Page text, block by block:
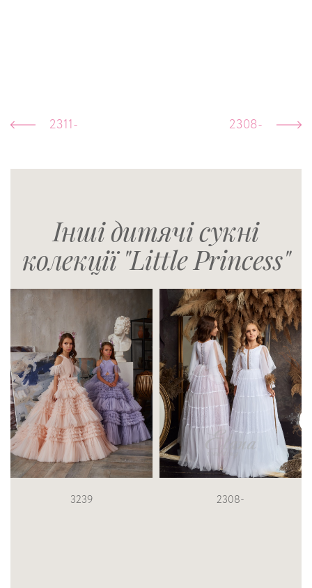
2311- 2308-
Інші дитячі сукні
колекції "Little Princess"
3239 2308-